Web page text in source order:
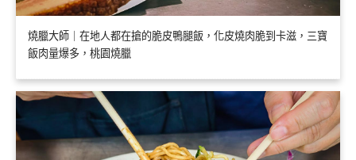
燒臘大師｜在地人都在搶的脆皮鴨腿飯，化皮燒肉脆到卡滋，三寶
飯肉量爆多，桃園燒臘